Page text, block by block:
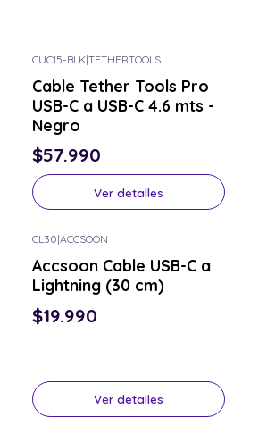
CUC15-BLK|TETHERTOOLS
Cable Tether Tools Pro
USB-C a USB-C 4.6 mts -
Negro
$57.990
Ver detalles
CL30|ACCSOON
Accsoon Cable USB-C a
Lightning (30 cm)
$19.990
Ver detalles